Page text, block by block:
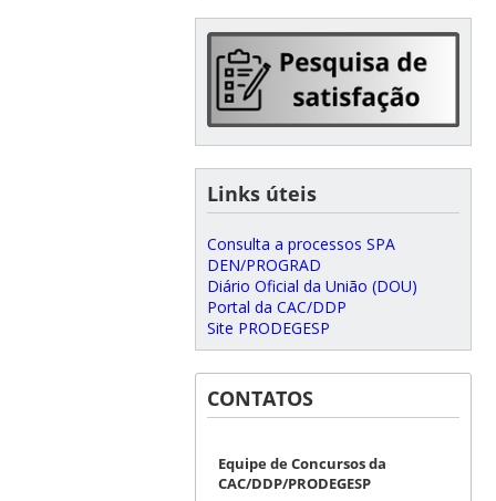
Links úteis
Consulta a processos SPA
DEN/PROGRAD
Diário Oficial da União (DOU)
Portal da CAC/DDP
Site PRODEGESP
CONTATOS
Equipe de Concursos da
CAC/DDP/PRODEGESP